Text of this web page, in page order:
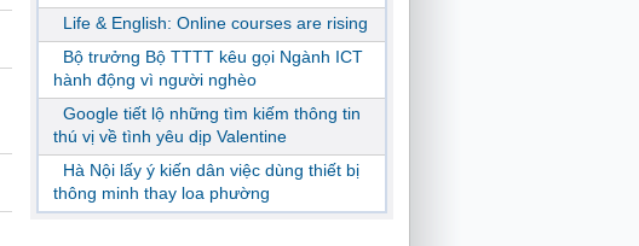
Life & English: Online courses are rising
Bộ trưởng Bộ TTTT kêu gọi Ngành ICT
hành động vì người nghèo
Google tiết lộ những tìm kiếm thông tin
thú vị về tình yêu dịp Valentine
Hà Nội lấy ý kiến dân việc dùng thiết bị
thông minh thay loa phường